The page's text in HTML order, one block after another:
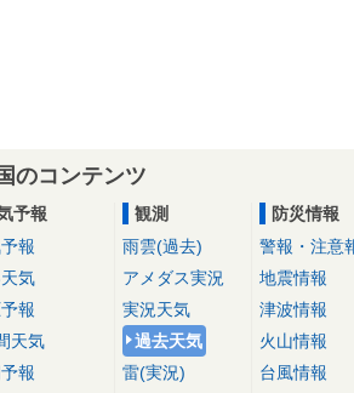
のコンテンツ
予報
報
気
報
天気
報
観測
雨雲(過去)
アメダス実況
実況天気
過去天気
雷(実況)
防災情報
警報・注意
地震情報
津波情報
火山情報
台風情報